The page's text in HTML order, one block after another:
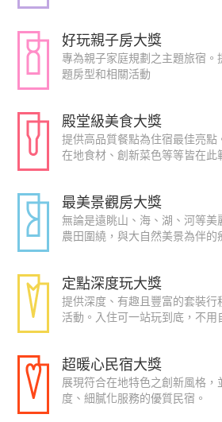
好玩親子房大獎
專為親子家庭規劃之主題旅宿。
題房型和相關活動
殿堂級美食大獎
提供高品質餐點為住宿最佳亮點
在地食材、創新菜色等等皆在此
最美景觀房大獎
無論是遠眺山、海、湖、河等美
農田圍繞，與大自然美景為伴的
定點深度玩大獎
提供深度、有趣且豐富的套裝行
活動。入住可一站玩到底，不用
超暖心民宿大獎
展現符合在地特色之創新風格，
度、細膩化服務的優質民宿。